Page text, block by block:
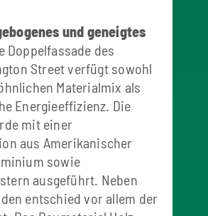
und geneigtes
Doppelfassade des
Street verfügt sowohl
Materialmix als
Energieeffizienz. Die
mit einer
aus Amerikanischer
sowie
ausgeführt. Neben
entschied vor allem der